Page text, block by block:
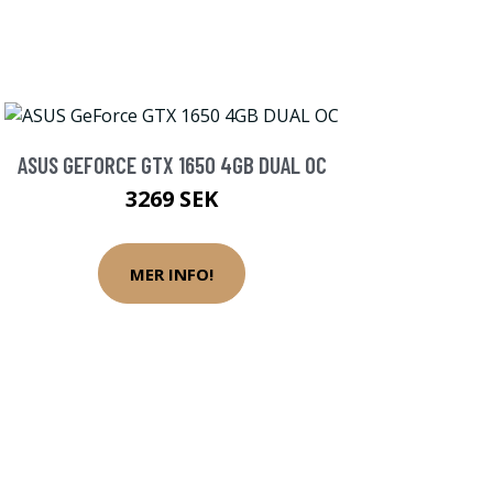
ASUS GEFORCE GTX 1650 4GB DUAL OC
3269 SEK
MER INFO!